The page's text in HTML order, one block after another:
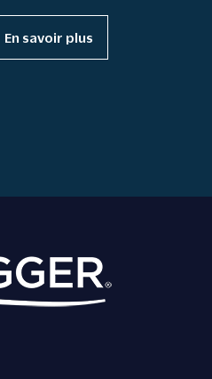
En savoir plus